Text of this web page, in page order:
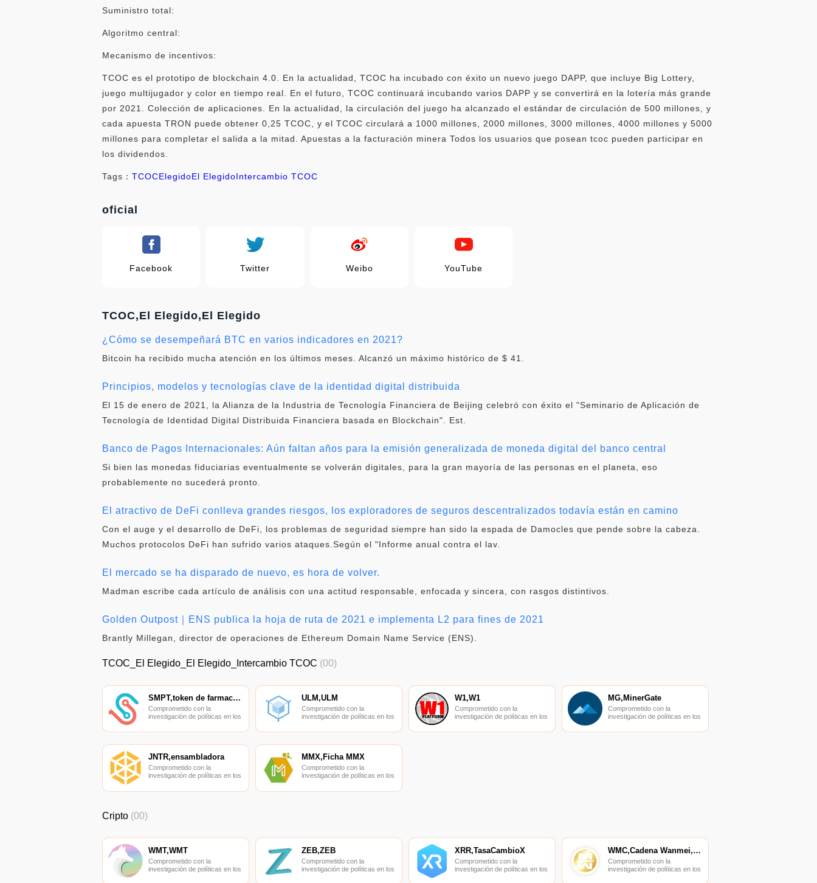
Suministro total:
Algoritmo central:
Mecanismo de incentivos:
TCOC es el prototipo de blockchain 4.0. En la actualidad, TCOC ha incubado con éxito un nuevo juego DAPP, que incluye Big Lottery,
juego multijugador y color en tiempo real. En el futuro, TCOC continuará incubando varios DAPP y se convertirá en la lotería más grande
por 2021. Colección de aplicaciones. En la actualidad, la circulación del juego ha alcanzado el estándar de circulación de 500 millones, y
cada apuesta TRON puede obtener 0,25 TCOC, y el TCOC circulará a 1000 millones, 2000 millones, 3000 millones, 4000 millones y 5000
millones para completar el salida a la mitad. Apuestas a la facturación minera Todos los usuarios que posean tcoc pueden participar en
los dividendos.
Tags： TCOCElegidoEl ElegidoIntercambio TCOC
oficial
Facebook Twitter Weibo YouTube
TCOC,El Elegido,El Elegido
¿Cómo se desempeñará BTC en varios indicadores en 2021?
Bitcoin ha recibido mucha atención en los últimos meses. Alcanzó un máximo histórico de $ 41.
Principios, modelos y tecnologías clave de la identidad digital distribuida
El 15 de enero de 2021, la Alianza de la Industria de Tecnología Financiera de Beijing celebró con éxito el "Seminario de Aplicación de
Tecnología de Identidad Digital Distribuida Financiera basada en Blockchain". Est.
Banco de Pagos Internacionales: Aún faltan años para la emisión generalizada de moneda digital del banco central
Si bien las monedas fiduciarias eventualmente se volverán digitales, para la gran mayoría de las personas en el planeta, eso
probablemente no sucederá pronto.
El atractivo de DeFi conlleva grandes riesgos, los exploradores de seguros descentralizados todavía están en camino
Con el auge y el desarrollo de DeFi, los problemas de seguridad siempre han sido la espada de Damocles que pende sobre la cabeza.
Muchos protocolos DeFi han sufrido varios ataques.Según el "Informe anual contra el lav.
El mercado se ha disparado de nuevo, es hora de volver.
Madman escribe cada artículo de análisis con una actitud responsable, enfocada y sincera, con rasgos distintivos.
Golden Outpost｜ENS publica la hoja de ruta de 2021 e implementa L2 para fines de 2021
Brantly Millegan, director de operaciones de Ethereum Domain Name Service (ENS).
TCOC_El Elegido_El Elegido_Intercambio TCOC (00)
SMPT,token de farmacia inteligente
Comprometido con la
investigación de políticas en los
finanzas, las finanzas
ULM,ULM
Comprometido con la
investigación de políticas en los
finanzas, las finanzas
W1,W1
Comprometido con la
investigación de políticas en los
finanzas, las finanzas
MG,MinerGate
Comprometido con la
investigación de políticas en los
finanzas, las finanzas
JNTR,ensambladora
Comprometido con la
investigación de políticas en los
finanzas, las finanzas
MMX,Ficha MMX
Comprometido con la
investigación de políticas en los
finanzas, las finanzas
Cripto (00)
WMT,WMT
Comprometido con la
investigación de políticas en los
ZEB,ZEB
Comprometido con la
investigación de políticas en los
XRR,TasaCambioX
Comprometido con la
investigación de políticas en los
WMC,Cadena Wanmei,Cadena WM
Comprometido con la
investigación de políticas en los